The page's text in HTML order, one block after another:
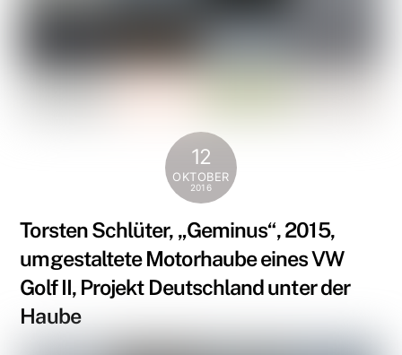
12
OKTOBER
2016
Torsten Schlüter, „Geminus“, 2015,
umgestaltete Motorhaube eines VW
Golf II, Projekt Deutschland unter der
Haube